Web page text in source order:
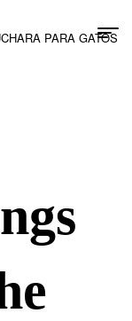
PARA GATOS